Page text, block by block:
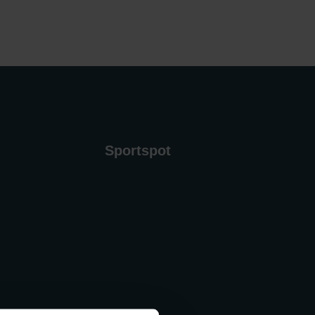
Sportspot